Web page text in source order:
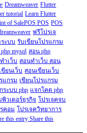
Dreamweaver Flutter
tutorial Learn Flutter
of SalePOS POS POS
ฟรีโปรเจ
ะบบ รับเขียนโปรแกรม
mysql สอน php
ำเว็บ สอนทำเว็บ สอน
ขียนเว็บ สอนเขียนเว็บ
แกรม เขียนโปรแกรม
ระบบ php แจกโคด php
วเตอร์ธุรกิจ โปรเจคจบ
คอม โปรเจควิทยาการ
this entry Share this